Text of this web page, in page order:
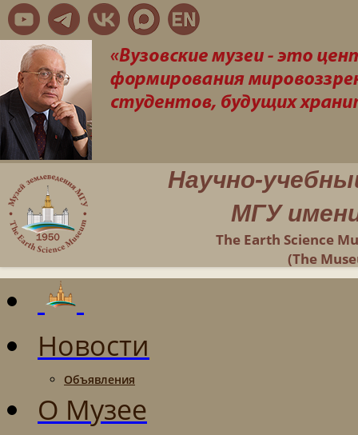
Научно-
МГУ
The Earth Science
(The
Новости
Объявления
О Музее